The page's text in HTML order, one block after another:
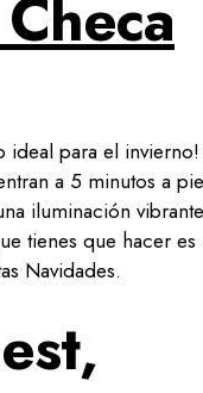
ideal para el invierno!
a 5 minutos a
iluminación
tienes que hacer es
Navidades.